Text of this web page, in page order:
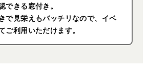
できる窓付き。
で見栄えもバッチリなので、イベ
ご利用いただけます。